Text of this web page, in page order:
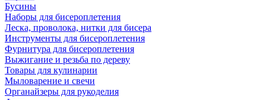
Бусины
Наборы для бисероплетения
Леска, проволока, нитки для бисера
Инструменты для бисероплетения
Фурнитура для бисероплетения
Выжигание и резьба по дереву
Товары для кулинарии
Мыловарение и свечи
Органайзеры для рукоделия